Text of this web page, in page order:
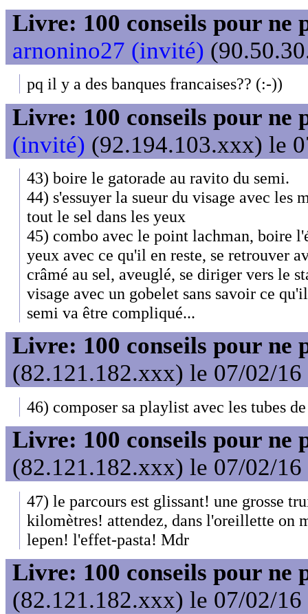
Livre: 100 conseils pour ne
arnonino27 (invité)
pq il y a des banques francaises?? (:-))
Livre: 100 conseils pour ne
(invité) (92.194.103.xxx) le
43) boire le gatorade au ravito du semi.
44) s'essuyer la sueur du visage avec les
tout le sel dans les yeux
45) combo avec le point lachman, boire
yeux avec ce qu'il en reste, se retrouver
crâmé au sel, aveuglé, se diriger vers le
visage avec un gobelet sans savoir ce
semi va être compliqué...
Livre: 100 conseils pour ne
(82.121.182.xxx) le 07/02/16
46) composer sa playlist avec les tubes
Livre: 100 conseils pour ne
(82.121.182.xxx) le 07/02/16
47) le parcours est glissant! une grosse
kilomètres! attendez, dans l'oreillette on
lepen! l'effet-pasta! Mdr
Livre: 100 conseils pour ne
(82.121.182.xxx) le 07/02/16